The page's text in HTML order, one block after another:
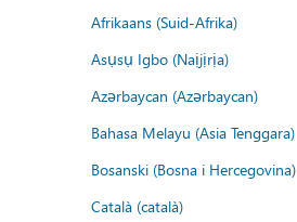
Afrikaans (Suid-Afrika)
Asụsụ Igbo (Naịjịrịa)
Azərbaycan (Azərbaycan)
Bahasa Melayu (Asia Tenggara)
Bosanski (Bosna i Hercegovina)
Català (català)